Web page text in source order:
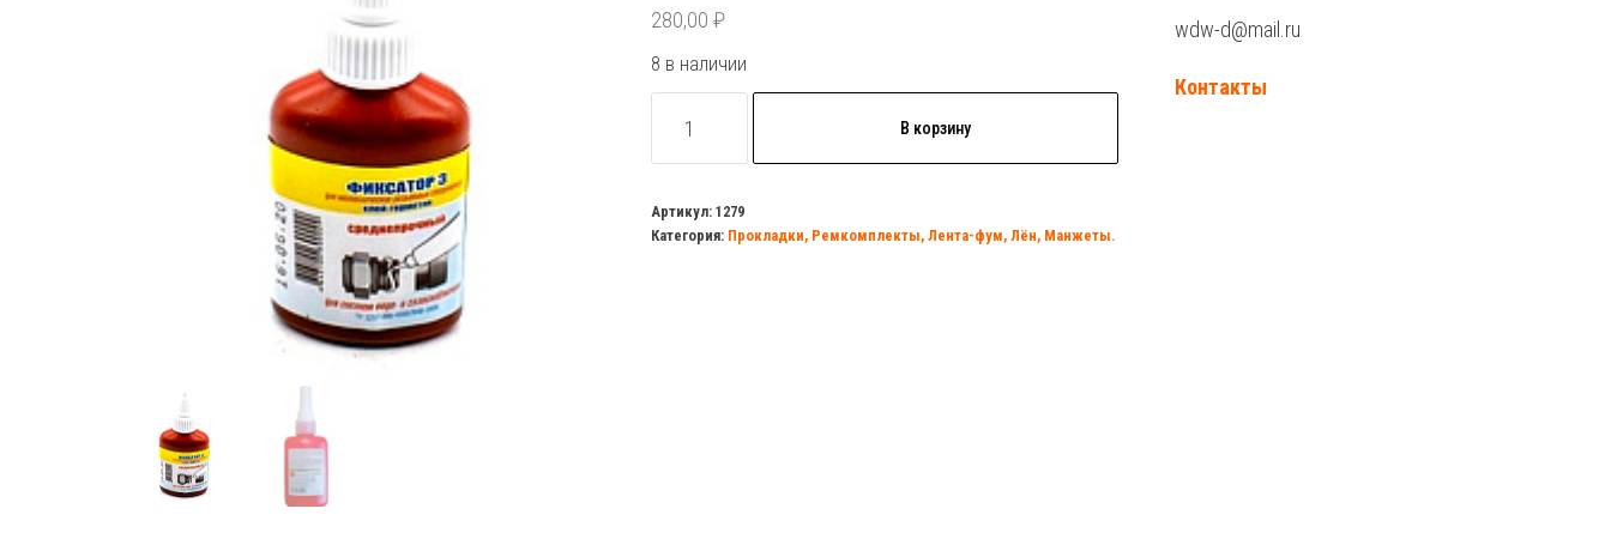
280,00 ₽
8 в наличии
товара
анаэробный
"Фиксатор
В корзину
Артикул: 1279
Категория: Прокладки, Ремкомплекты, Лента-фум, Лён, Манжеты.
wdw-d@mail.ru
Контакты